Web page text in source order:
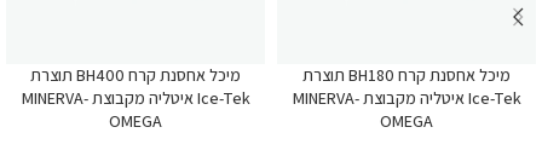
מיכל אחסנת קרח BH180 תוצרת
Ice-Tek איטליה מקבוצת MINERVA-
OMEGA
מיכל אחסנת קרח BH400 תוצרת
Ice-Tek איטליה מקבוצת MINERVA-
OMEGA